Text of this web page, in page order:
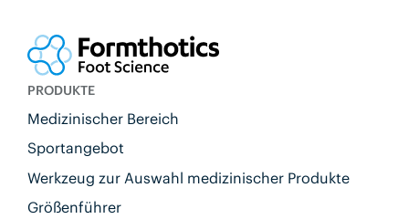
PRODUKTE
Medizinischer Bereich
Sportangebot
Werkzeug zur Auswahl medizinischer Produkte
Größenführer